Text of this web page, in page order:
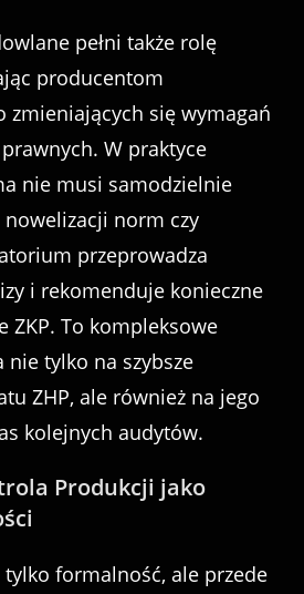
pełni także rolę
producentom
zmieniających się wymagań
W praktyce
nie musi samodzielnie
norm czy
przeprowadza
i rekomenduje konieczne
ZKP. To kompleksowe
nie tylko na szybsze
ZHP, ale również na jego
kolejnych audytów.
Produkcji jako
tylko formalność, ale przede